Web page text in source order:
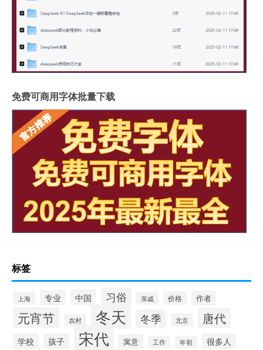
免费可商用字体批量下载
标签
上海 专业 中国 习俗 亲戚 价格 作者
元宵节 农村 冬天 冬季 北京 唐代
学校 孩子 宋代 寓意 工作 年初 很多人